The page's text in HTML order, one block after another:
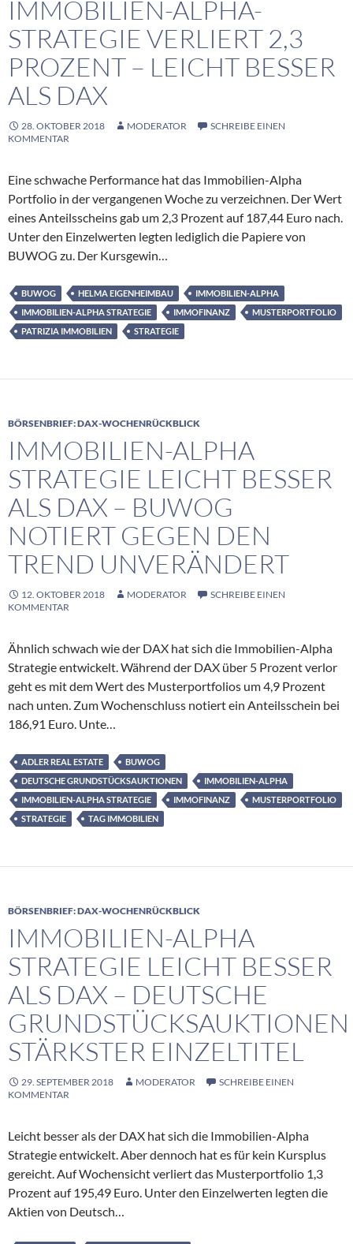
IMMOBILIEN-ALPHA-
STRATEGIE VERLIERT 2,3
PROZENT – LEICHT BESSER
ALS DAX
28. OKTOBER 2018 MODERATOR
SCHREIBE EINEN
KOMMENTAR
Eine schwache Performance hat das Immobilien-Alpha
Portfolio in der vergangenen Woche zu verzeichnen. Der Wert
eines Anteilsscheins gab um 2,3 Prozent auf 187,44 Euro nach.
Unter den Einzelwerten legten lediglich die Papiere von
BUWOG zu. Der Kursgewin…
BUWOG HELMA EIGENHEIMBAU
IMMOBILIEN-ALPHA
IMMOBILIEN-ALPHA STRATEGIE
IMMOFINANZ
MUSTERPORTFOLIO
PATRIZIA IMMOBILIEN
STRATEGIE
BÖRSENBRIEF: DAX-WOCHENRÜCKBLICK
IMMOBILIEN-ALPHA
STRATEGIE LEICHT BESSER
ALS DAX – BUWOG
NOTIERT GEGEN DEN
TREND UNVERÄNDERT
12. OKTOBER 2018 MODERATOR
SCHREIBE EINEN
KOMMENTAR
Ähnlich schwach wie der DAX hat sich die Immobilien-Alpha
Strategie entwickelt. Während der DAX über 5 Prozent verlor
geht es mit dem Wert des Musterportfolios um 4,9 Prozent
nach unten. Zum Wochenschluss notiert ein Anteilsschein bei
186,91 Euro. Unte…
ADLER REAL ESTATE
BUWOG
DEUTSCHE GRUNDSTÜCKSAUKTIONEN
IMMOBILIEN-ALPHA
IMMOBILIEN-ALPHA STRATEGIE
IMMOFINANZ
MUSTERPORTFOLIO
STRATEGIE
TAG IMMOBILIEN
BÖRSENBRIEF: DAX-WOCHENRÜCKBLICK
IMMOBILIEN-ALPHA
STRATEGIE LEICHT BESSER
ALS DAX – DEUTSCHE
GRUNDSTÜCKSAUKTIONEN
STÄRKSTER EINZELTITEL
29. SEPTEMBER 2018 MODERATOR
SCHREIBE EINEN
KOMMENTAR
Leicht besser als der DAX hat sich die Immobilien-Alpha
Strategie entwickelt. Aber dennoch hat es für kein Kursplus
gereicht. Auf Wochensicht verliert das Musterportfolio 1,3
Prozent auf 195,49 Euro. Unter den Einzelwerten legten die
Aktien von Deutsch…